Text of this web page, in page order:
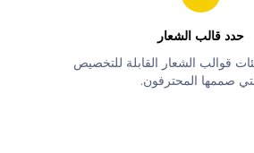
الشعار
الشعار القابلة للتخصيص
المحترفون.‬